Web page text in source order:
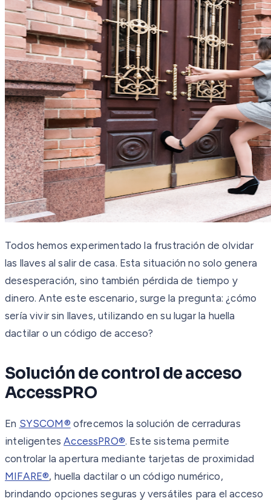
Todos hemos experimentado la frustración de olvidar
las llaves al salir de casa. Esta situación no solo genera
desesperación, sino también pérdida de tiempo y
dinero. Ante este escenario, surge la pregunta: ¿cómo
sería vivir sin llaves, utilizando en su lugar la huella
dactilar o un código de acceso?
Solución de control de acceso
AccessPRO
En SYSCOM® ofrecemos la solución de cerraduras
inteligentesAccessPRO®. Este sistema permite
controlar la apertura mediante tarjetas de proximidad
MIFARE®, huella dactilar o un código numérico,
brindando opciones seguras y versátiles para el acceso